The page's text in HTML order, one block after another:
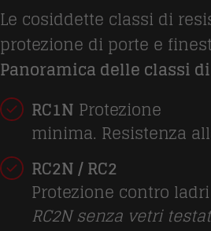
Le cosiddette classi di
protezione di porte e
Panoramica delle classi
RC1N Protezione
minima. Resistenza
RC2N / RC2
Protezione contro
RC2N senza vetri